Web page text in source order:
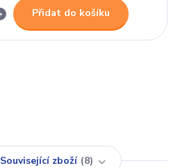
Přidat do košíku
Související zboží 8